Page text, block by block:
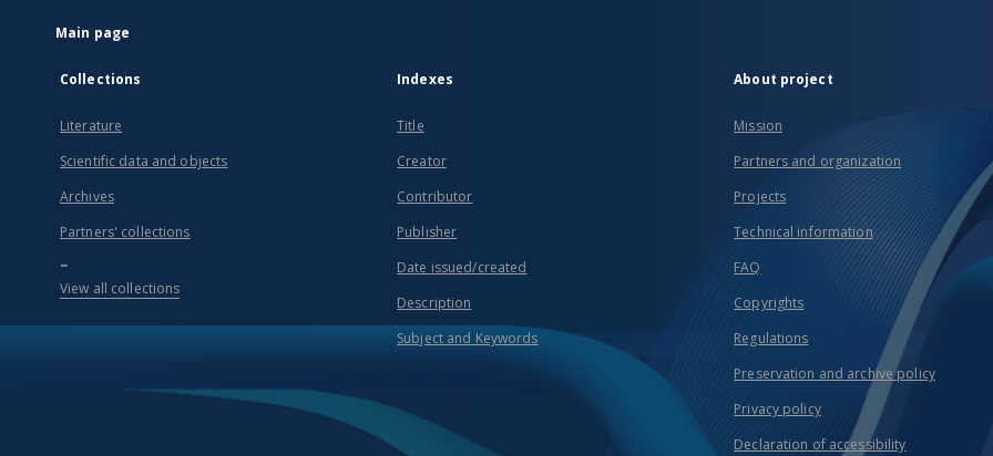
Main page
Collections
Literature
Scientific data and objects
Archives
Partners' collections
...
View all collections
Indexes
Title
Creator
Contributor
Publisher
Date issued/created
Description
Subject and Keywords
About project
Mission
Partners and organization
Projects
Technical information
FAQ
Copyrights
Regulations
Preservation and archive policy
Privacy policy
Declaration of accessibility